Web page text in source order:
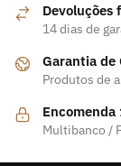
Devoluções
14 dias de
Garantia de
Produtos de
Encomenda
Multibanco /